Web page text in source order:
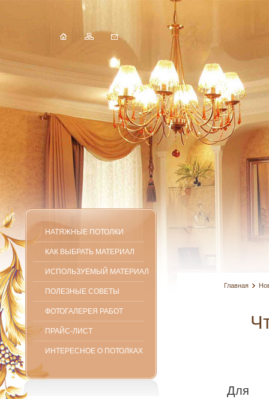
НАТЯЖНЫЕ ПОТОЛКИ
КАК ВЫБРАТЬ МАТЕРИАЛ
ИСПОЛЬЗУЕМЫЙ МАТЕРИАЛ
ПОЛЕЗНЫЕ СОВЕТЫ
ФОТОГАЛЕРЕЯ РАБОТ
ПРАЙС-ЛИСТ
ИНТЕРЕСНОЕ О ПОТОЛКАХ
Главная
Для